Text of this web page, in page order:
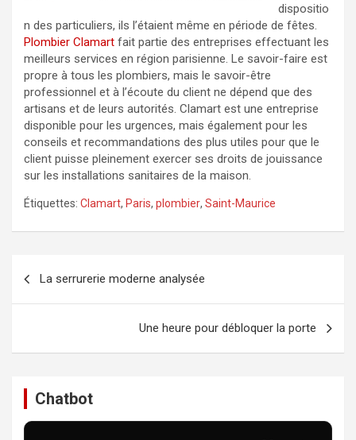
dispositio
n des particuliers, ils l’étaient même en période de fêtes.
Plombier Clamart fait partie des entreprises effectuant les
meilleurs services en région parisienne. Le savoir-faire est
propre à tous les plombiers, mais le savoir-être
professionnel et à l’écoute du client ne dépend que des
artisans et de leurs autorités. Clamart est une entreprise
disponible pour les urgences, mais également pour les
conseils et recommandations des plus utiles pour que le
client puisse pleinement exercer ses droits de jouissance
sur les installations sanitaires de la maison.
Étiquettes: Clamart, Paris, plombier, Saint-Maurice
La serrurerie moderne analysée
Une heure pour débloquer la porte
Chatbot